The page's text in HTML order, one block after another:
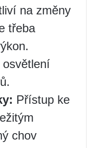
na změny
třeba
osvětlení
Přístup ke
chov